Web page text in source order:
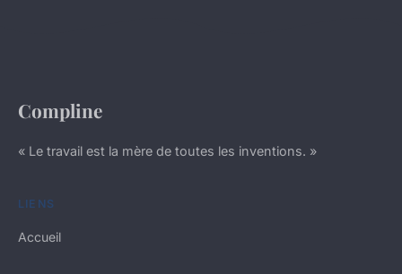
Compline
« Le travail est la mère de toutes les inventions. »
LIENS
Accueil